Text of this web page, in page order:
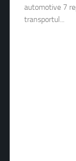
automotive 7
transportul...